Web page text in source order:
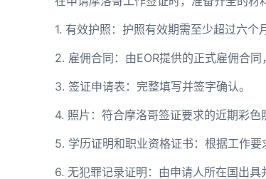
1. 有效护照：护照有效期需至少超过六个
2. 雇佣合同：由EOR提供的正式雇佣合同
3. 签证申请表：完整填写并签字确认。
4. 照片：符合摩洛哥签证要求的近期彩色
5. 学历证明和职业资格证书：根据工作要
6. 无犯罪记录证明：由申请人所在国出具